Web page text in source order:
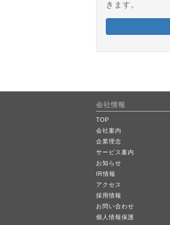
きます。
会社情報
TOP
会社案内
企業理念
サービス案内
お知らせ
IR情報
アクセス
採用情報
お問い合わせ
個人情報保護